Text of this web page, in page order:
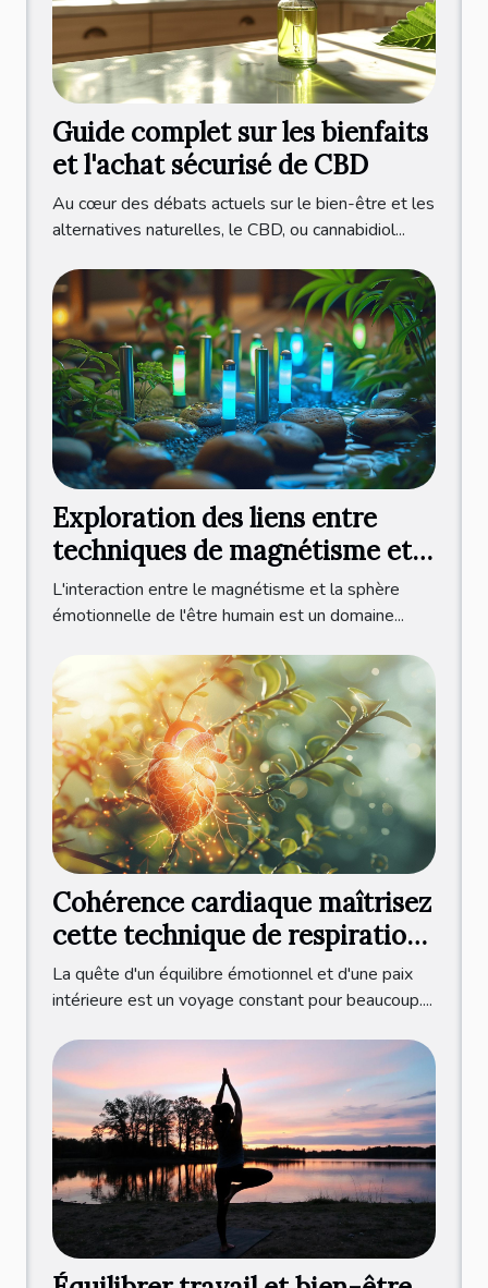
Guide complet sur les bienfaits
et l'achat sécurisé de CBD
Au cœur des débats actuels sur le bien-être et les
alternatives naturelles, le CBD, ou cannabidiol...
Exploration des liens entre
techniques de magnétisme et
gestion des émotions
L'interaction entre le magnétisme et la sphère
émotionnelle de l'être humain est un domaine...
Cohérence cardiaque maîtrisez
cette technique de respiration
pour réduire l'anxiété
La quête d'un équilibre émotionnel et d'une paix
intérieure est un voyage constant pour beaucoup....